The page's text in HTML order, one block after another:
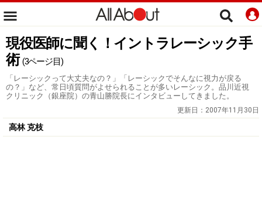
現役医師に聞く！イントラレーシック手
術 (3ページ目)
「レーシックって大丈夫なの？」「レーシックでそんなに視力が戻る
の？」など、常日頃質問がよせられることが多いレーシック。品川近視
クリニック（銀座院）の青山勝院長にインタビューしてきました。
更新日： 2007年11月30日
高林 克枝